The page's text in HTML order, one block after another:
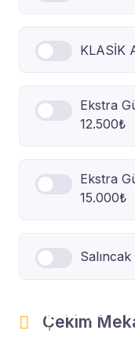
KLASİK
Ekstra
12.500₺
Ekstra
15.000₺
Çekim
Kapadokya
Dokusu
Sultan
Carpets